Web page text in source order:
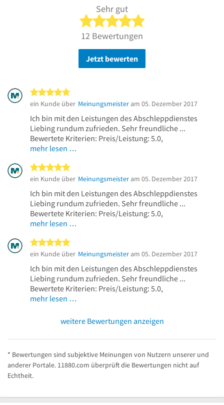
Sehr gut
5 von 5 Sternen
12 Bewertungen
Jetzt bewerten
ein Kunde über Meinungsmeister am 05. Dezember 2017
Ich bin mit den Leistungen des Abschleppdienstes
Liebing rundum zufrieden. Sehr freundliche ...
Bewertete Kriterien: Preis/Leistung: 5.0,
mehr lesen …
ein Kunde über Meinungsmeister am 05. Dezember 2017
Ich bin mit den Leistungen des Abschleppdienstes
Liebing rundum zufrieden. Sehr freundliche ...
Bewertete Kriterien: Preis/Leistung: 5.0,
mehr lesen …
ein Kunde über Meinungsmeister am 05. Dezember 2017
Ich bin mit den Leistungen des Abschleppdienstes
Liebing rundum zufrieden. Sehr freundliche ...
Bewertete Kriterien: Preis/Leistung: 5.0,
mehr lesen …
weitere Bewertungen anzeigen
* Bewertungen sind subjektive Meinungen von Nutzern unserer und
anderer Portale. 11880.com überprüft die Bewertungen nicht auf
Echtheit.